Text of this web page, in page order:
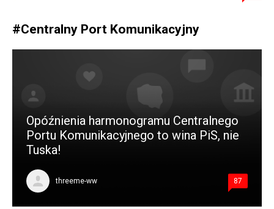
#Centralny Port Komunikacyjny
Opóźnienia harmonogramu Centralnego
Portu Komunikacyjnego to wina PiS, nie
Tuska!
threeme-ww 87